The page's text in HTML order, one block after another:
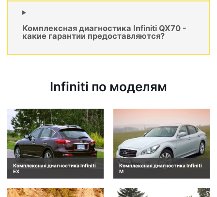
Комплексная диагностика Infiniti QX70 -
какие гарантии предоставляются?
Infiniti по моделям
Комплексная диагностика Infiniti
EX
Комплексная диагностика Infiniti
M